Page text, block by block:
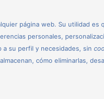
página web. Su utilidad es
personales,
a su perfil y necesidades, sin
cómo eliminarlas,